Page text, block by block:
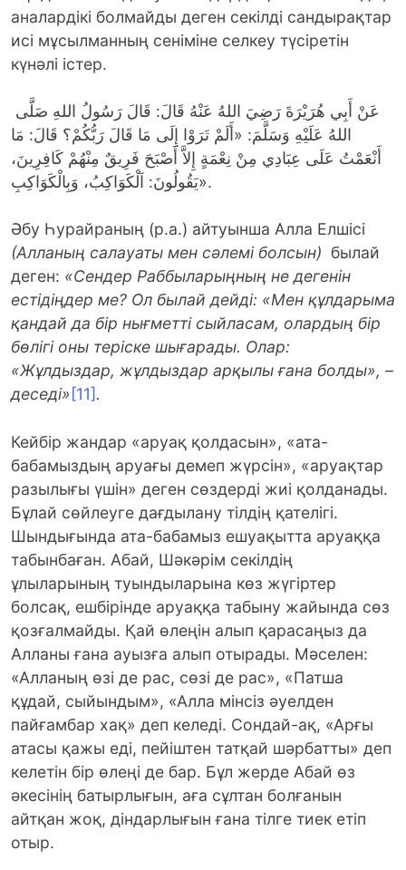
аналардікі болмайды деген секілді сандырақтар
исі мұсылманның сеніміне селкеу түсіретін
күнәлі істер.
اللهُ عَلَيْهِ وَسَلَّمَ: «أَلَمْ تَرَوْا إِلَى مَا قَالَ رَبُّكُمْ؟ قَالَ: مَا
أَنْعَمْتُ عَلَى عِبَادِي مِنْ نِعْمَةٍ إِلاَّ أَصْبَحَ فَرِيقٌ مِنْهُمْ كَافِرِينَ،
يَقُولُونَ: اَلْكَوَاكِبُ، وَبِالْكَوَاكِبِ».
Әбу Һурайраның (р.а.) айтуынша Алла Елшісі
(Алланың салауаты мен сәлемі болсын) былай
деген: «Сендер Раббыларыңның не дегенін
естідіңдер ме? Ол былай дейді: «Мен құлдарыма
қандай да бір нығметті сыйласам, олардың бір
бөлігі оны теріске шығарады. Олар:
«Жұлдыздар, жұлдыздар арқылы ғана болды», –
деседі» [11].
Кейбір жандар «аруақ қолдасын», «ата-
бабамыздың аруағы демеп жүрсін», «аруақтар
разылығы үшін» деген сөздерді жиі қолданады.
Бұлай сөйлеуге дағдылану тілдің қателігі.
Шындығында ата-бабамыз ешуақытта аруаққа
табынбаған. Абай, Шәкәрім секілдің
ұлыларының туындыларына көз жүгіртер
болсақ, ешбірінде аруаққа табыну жайында сөз
қозғалмайды. Қай өлеңін алып қарасаңыз да
Алланы ғана ауызға алып отырады. Мәселен:
«Алланың өзі де рас, сөзі де рас», «Патша
құдай, сыйындым», «Алла мінсіз әуелден
пайғамбар хақ» деп келеді. Сондай-ақ, «Арғы
атасы қажы еді, пейіштен татқай шәрбатты» деп
келетін бір өлеңі де бар. Бұл жерде Абай өз
әкесінің батырлығын, аға сұлтан болғанын
айтқан жоқ, діндарлығын ғана тілге тиек етіп
отыр.